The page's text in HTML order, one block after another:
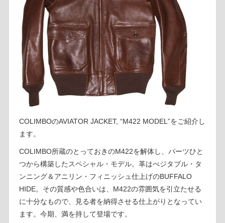
COLIMBOのAVIATOR JACKET, “M422 MODEL”をご紹介し
ます。
COLIMBO所蔵のとっておきのM422を解体し、パーツひと
つから構築したスペシャル・モデル。革はべジタブル・タ
ンニング＆アニリン・フィニッシュ仕上げのBUFFALO
HIDE。その質感や色合いは、M422の雰囲気を引立たせる
に十分なもので、見る者を納得させる仕上がりとなってい
ます。今期、満を持して登場です。